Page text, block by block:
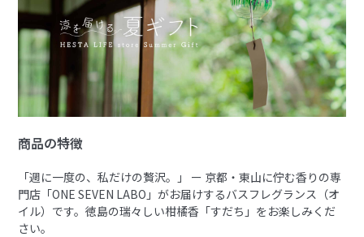
商品の特徴
「週に一度の、私だけの贅沢。」 ー 京都・東山に佇む香りの専
門店「ONE SEVEN LABO」がお届けするバスフレグランス（オ
イル）です。徳島の瑞々しい柑橘香「すだち」をお楽しみくだ
さい。